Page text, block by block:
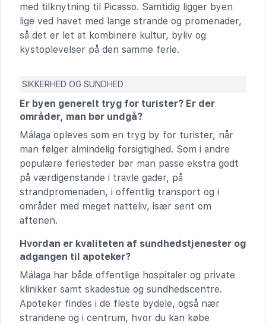
med tilknytning til Picasso. Samtidig ligger byen
lige ved havet med lange strande og promenader,
så det er let at kombinere kultur, byliv og
kystoplevelser på den samme ferie.
SIKKERHED OG SUNDHED
Er byen generelt tryg for turister? Er der
områder, man bør undgå?
Málaga opleves som en tryg by for turister, når
man følger almindelig forsigtighed. Som i andre
populære feriesteder bør man passe ekstra godt
på værdigenstande i travle gader, på
strandpromenaden, i offentlig transport og i
områder med meget natteliv, især sent om
aftenen.
Hvordan er kvaliteten af sundhedstjenester og
adgangen til apoteker?
Málaga har både offentlige hospitaler og private
klinikker samt skadestue og sundhedscentre.
Apoteker findes i de fleste bydele, også nær
strandene og i centrum, hvor du kan købe